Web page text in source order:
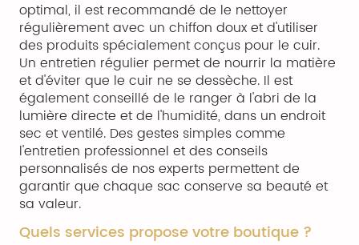
optimal, il est recommandé de le nettoyer
régulièrement avec un chiffon doux et d'utiliser
des produits spécialement conçus pour le cuir.
Un entretien régulier permet de nourrir la matière
et d'éviter que le cuir ne se dessèche. Il est
également conseillé de le ranger à l'abri de la
lumière directe et de l'humidité, dans un endroit
sec et ventilé. Des gestes simples comme
l'entretien professionnel et des conseils
personnalisés de nos experts permettent de
garantir que chaque sac conserve sa beauté et
sa valeur.
Quels services propose votre boutique ?